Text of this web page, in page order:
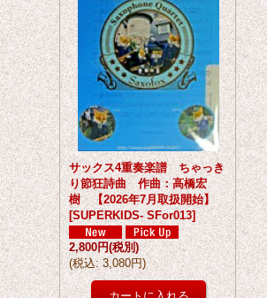
サックス4重奏楽譜 ちゃっき
り節狂詩曲 作曲：高橋宏
樹 【2026年7月取扱開始】
[SUPERKIDS- SFor013]
2,800円(税別)
(税込: 3,080円)